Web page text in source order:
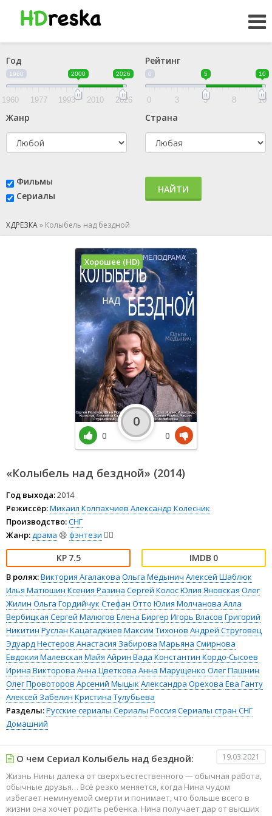
Год
1960 2000 2026
1960 1977 1993 2010 2026
Рейтинг
0 5 10
0 3 5 8 10
Жанр Страна
Фильмы
Сериалы
НАЙТИ
ХДРЕЗКА» Колыбель над бездной
«Колыбель над бездной» (2014)
Год выхода:2014
Режиссёр:Михаил Колпахчиев Александр Колесник
Производство:СНГ
Жанр:драма 😫 фэнтези 🧝‍♂️
7.5 0
В ролях:Виктория Агалакова Ольга Медынич Алексей Шаблюк
Илья Матюшин Ксения Разина Сергей КолосЮлия Яновская Олег
Жилин Ольга Гордийчук Стефан Отто Юлия Молчанова Алла
Вербицкая Сергей Малюгов Елена Биргер Игорь Власов Григорий
Никитин Руслан Кацагаджиев Максим Тихонов Андрей Струговец
Эдуард Нестеров Анастасия Забирова Марьяна Смирнова
Евдокия Малевская Майя Айрин Вада Константин Кордо-Сысоев
Ирина Викторова Анна Цветкова Анна Марущенко Олег Пашнин
Олег Провоторов Арсений Мыцык Александра Орехова Ева Ганту
Алексей Забелин Кристина Тулубьева
Разделы:Русские сериалы Сериалы Россия Сериалы стран СНГ
Домашний
Хорошее (HD)
0
0
0
О чем Сериал Колыбель над бездной: 19.03.2021
Жизнь Нины далека от cверхъестественного — обычная работа,
обычные друзья… Всё резко меняется, когда Нина чудом
избегает неминуемой смерти и понимает, что больше всего в
жизни она хочет родить ребенка. Нина получает дар от высших